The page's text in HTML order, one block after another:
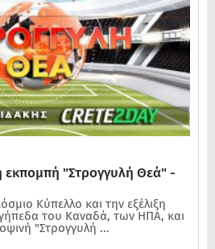
εκπομπή "Στρογγυλή Θεά" -
Κύπελλο και την εξέλιξη
του Καναδά, των ΗΠΑ, και
"Στρογγυλή ...